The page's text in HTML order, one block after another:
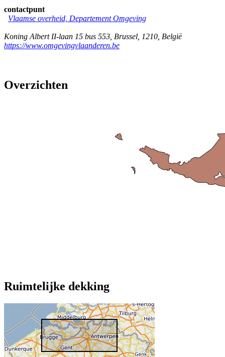
contactpunt
Vlaamse overheid, Departement Omgeving
Koning Albert II-laan 15 bus 553 Brussel 1210 België
https://www.omgevingvlaanderen.be
Overzichten
Ruimtelijke dekking